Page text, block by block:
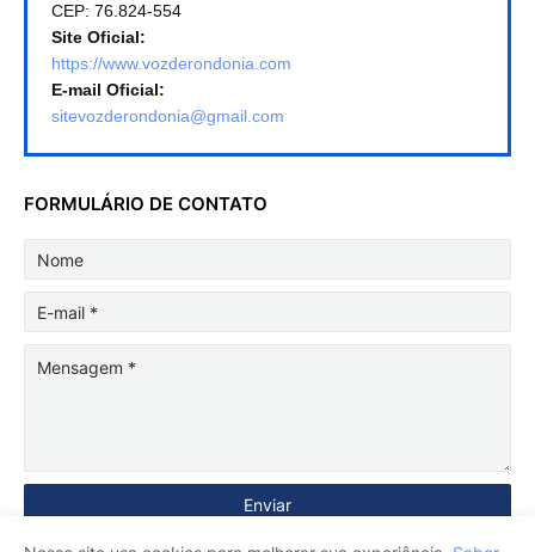
CEP: 76.824-554
Site Oficial:
https://www.vozderondonia.com
E-mail Oficial:
sitevozderondonia@gmail.com
FORMULÁRIO DE CONTATO